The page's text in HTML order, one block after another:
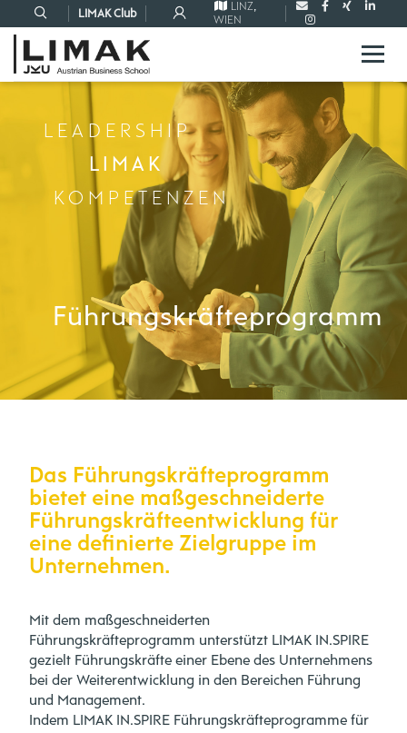
LIMAK Club
LINZ,
WIEN
LEADERSHIP
Führungskräfteprogramm
KOMPETENZEN
LIMAK
Das Führungskräfteprogramm
bietet eine maßgeschneiderte
Führungskräfteentwicklung für
eine definierte Zielgruppe im
Unternehmen.
Mit dem maßgeschneiderten
Führungskräfteprogramm unterstützt LIMAK IN.SPIRE
gezielt Führungskräfte einer Ebene des Unternehmens
bei der Weiterentwicklung in den Bereichen Führung
und Management.
Indem LIMAK IN.SPIRE Führungskräfteprogramme für